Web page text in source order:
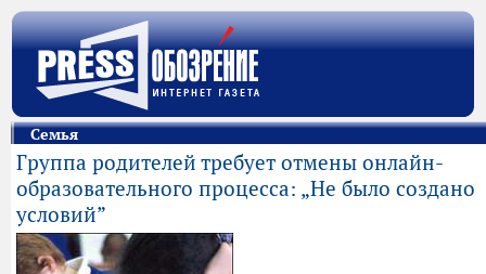
Семья
Группа родителей требует отмены онлайн-
образовательного процесса: „Не было создано
условий”